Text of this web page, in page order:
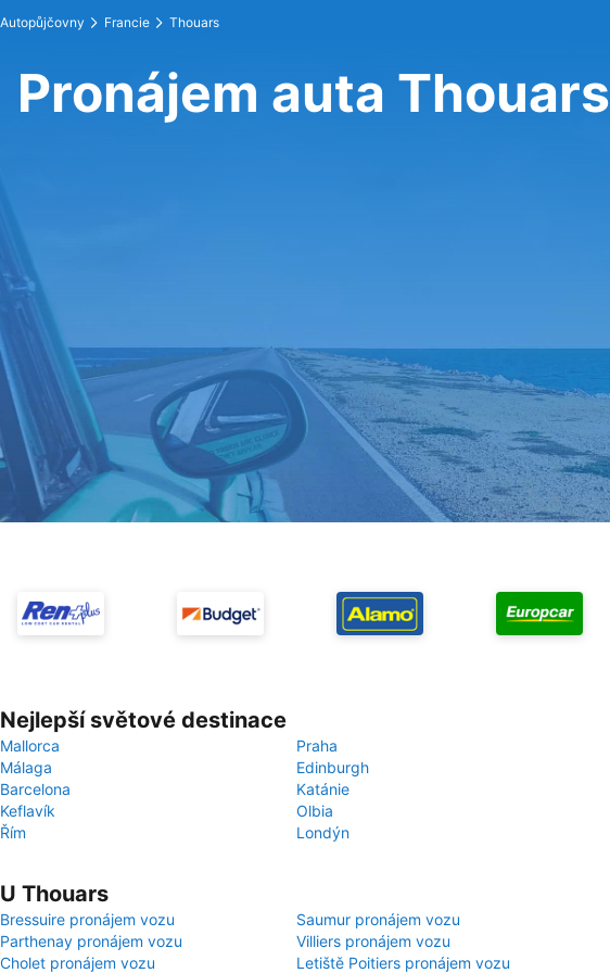
Autopůjčovny Francie Thouars
Pronájem auta Thouars
Nejlepší světové destinace
Mallorca
Praha
Málaga
Edinburgh
Barcelona
Katánie
Keflavík
Olbia
Řím
Londýn
U Thouars
Bressuire pronájem vozu
Saumur pronájem vozu
Parthenay pronájem vozu
Villiers pronájem vozu
Cholet pronájem vozu
Letiště Poitiers pronájem vozu